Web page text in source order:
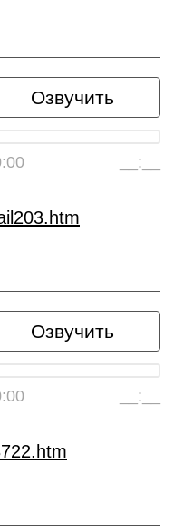
Озвучить
__:__
Озвучить
__:__